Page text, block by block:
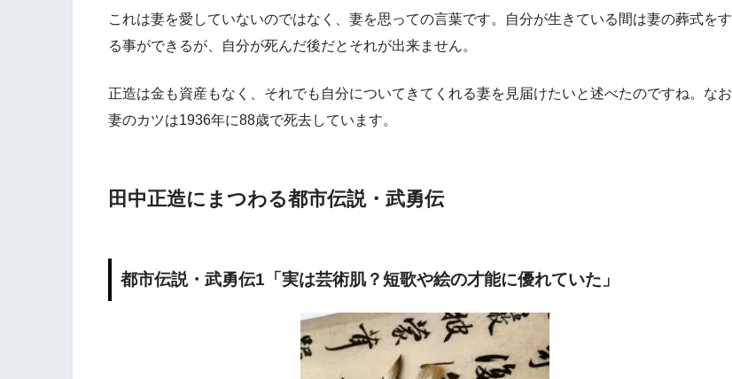
これは妻を愛していないのではなく、妻を思っての言葉です。自分が生きている間は妻の葬式をす
る事ができるが、自分が死んだ後だとそれが出来ません。
正造は金も資産もなく、それでも自分についてきてくれる妻を見届けたいと述べたのですね。なお
妻のカツは1936年に88歳で死去しています。
田中正造にまつわる都市伝説・武勇伝
都市伝説・武勇伝1「実は芸術肌？短歌や絵の才能に優れていた」